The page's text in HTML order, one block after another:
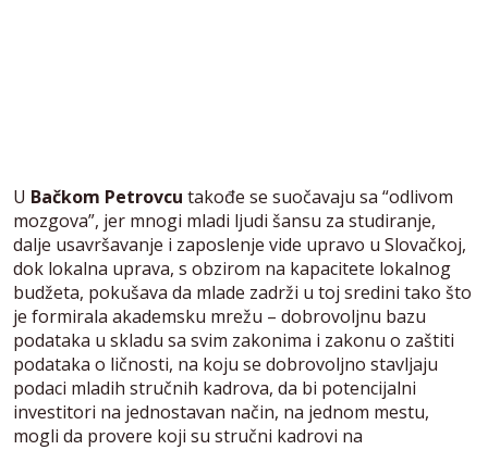
U Bačkom Petrovcu takođe se suočavaju sa “odlivom
mozgova”, jer mnogi mladi ljudi šansu za studiranje,
dalje usavršavanje i zaposlenje vide upravo u Slovačkoj,
dok lokalna uprava, s obzirom na kapacitete lokalnog
budžeta, pokušava da mlade zadrži u toj sredini tako što
je formirala akademsku mrežu – dobrovoljnu bazu
podataka u skladu sa svim zakonima i zakonu o zaštiti
podataka o ličnosti, na koju se dobrovoljno stavljaju
podaci mladih stručnih kadrova, da bi potencijalni
investitori na jednostavan način, na jednom mestu,
mogli da provere koji su stručni kadrovi na